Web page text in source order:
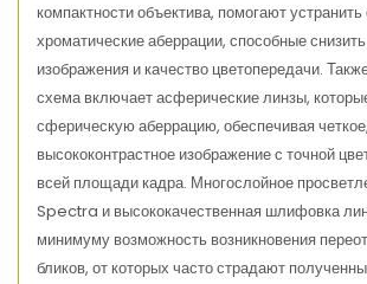
компактности объектива, помогают
хроматические аберрации, способные
изображения и качество цветопередачи.
схема включает асферические линзы,
сферическую аберрацию, обеспечивая четкое,
высококонтрастное изображение с точной
всей площади кадра. Многослойное
Spectra и высококачественная шлифовка
минимуму возможность возникновения
бликов, от которых часто страдают